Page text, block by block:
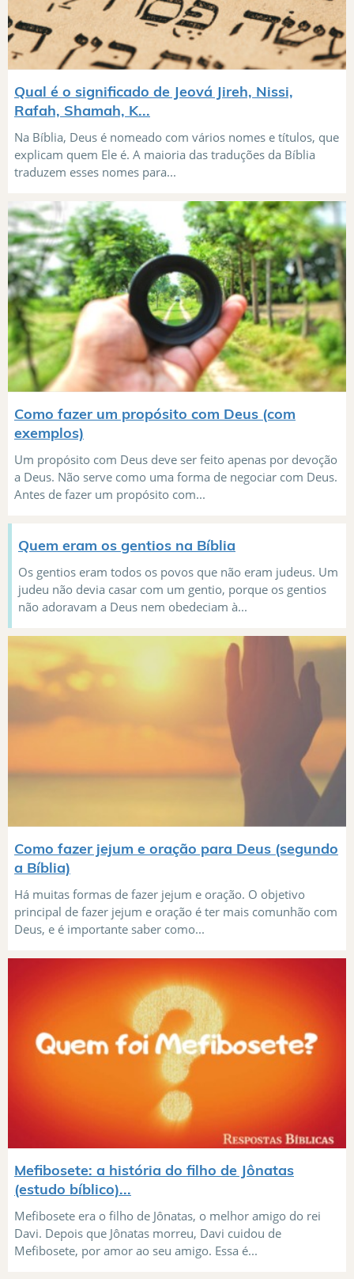
Qual é o significado de Jeová Jireh, Nissi,
Rafah, Shamah, K...
Na Bíblia, Deus é nomeado com vários nomes e títulos, que
explicam quem Ele é. A maioria das traduções da Bíblia
traduzem esses nomes para...
Como fazer um propósito com Deus (com
exemplos)
Um propósito com Deus deve ser feito apenas por devoção
a Deus. Não serve como uma forma de negociar com Deus.
Antes de fazer um propósito com...
Quem eram os gentios na Bíblia
Os gentios eram todos os povos que não eram judeus. Um
judeu não devia casar com um gentio, porque os gentios
não adoravam a Deus nem obedeciam à...
Como fazer jejum e oração para Deus (segundo
a Bíblia)
Há muitas formas de fazer jejum e oração. O objetivo
principal de fazer jejum e oração é ter mais comunhão com
Deus, e é importante saber como...
Mefibosete: a história do filho de Jônatas
(estudo bíblico)...
Mefibosete era o filho de Jônatas, o melhor amigo do rei
Davi. Depois que Jônatas morreu, Davi cuidou de
Mefibosete, por amor ao seu amigo. Essa é...